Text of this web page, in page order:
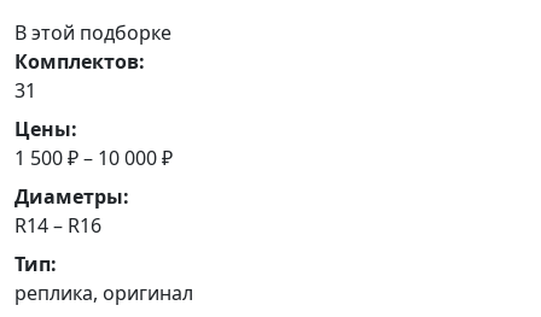
В этой подборке
Комплектов:
31
Цены:
1 500 ₽ – 10 000 ₽
Диаметры:
R14 – R16
Тип:
реплика, оригинал